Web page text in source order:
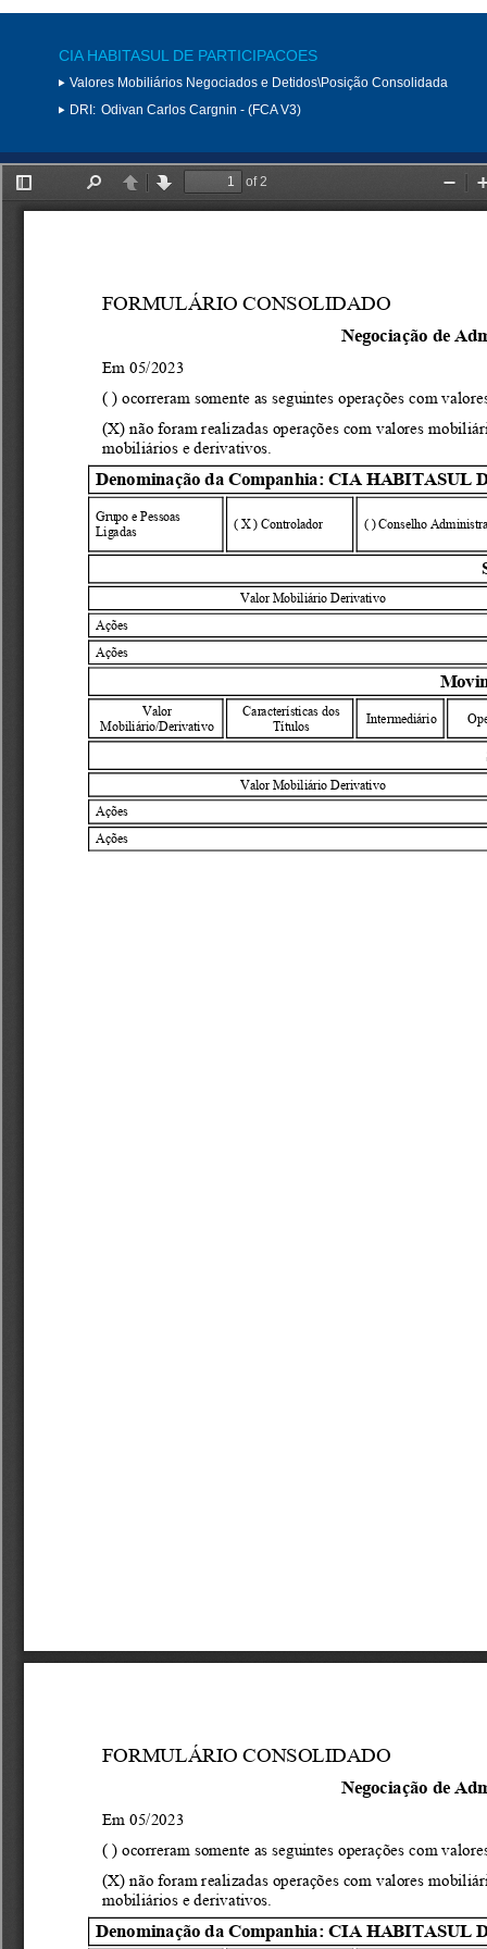
CIA HABITASUL DE PARTICIPACOES
Valores Mobiliários Negociados e Detidos\Posição Consolidada
DRI: Odivan Carlos Cargnin - (FCA V3)